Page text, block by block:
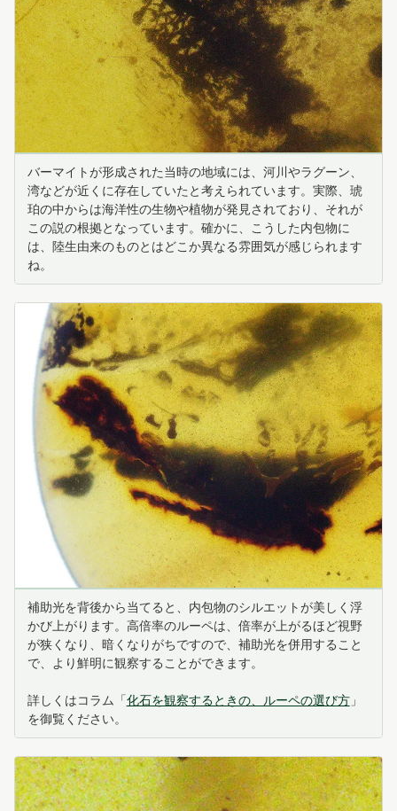
バーマイトが形成された当時の地域には、河川やラグーン、
湾などが近くに存在していたと考えられています。実際、琥
珀の中からは海洋性の生物や植物が発見されており、それが
この説の根拠となっています。確かに、こうした内包物に
は、陸生由来のものとはどこか異なる雰囲気が感じられます
ね。
補助光を背後から当てると、内包物のシルエットが美しく浮
かび上がります。高倍率のルーペは、倍率が上がるほど視野
が狭くなり、暗くなりがちですので、補助光を併用すること
で、より鮮明に観察することができます。
詳しくはコラム「化石を観察するときの、ルーペの選び方」
を御覧ください。